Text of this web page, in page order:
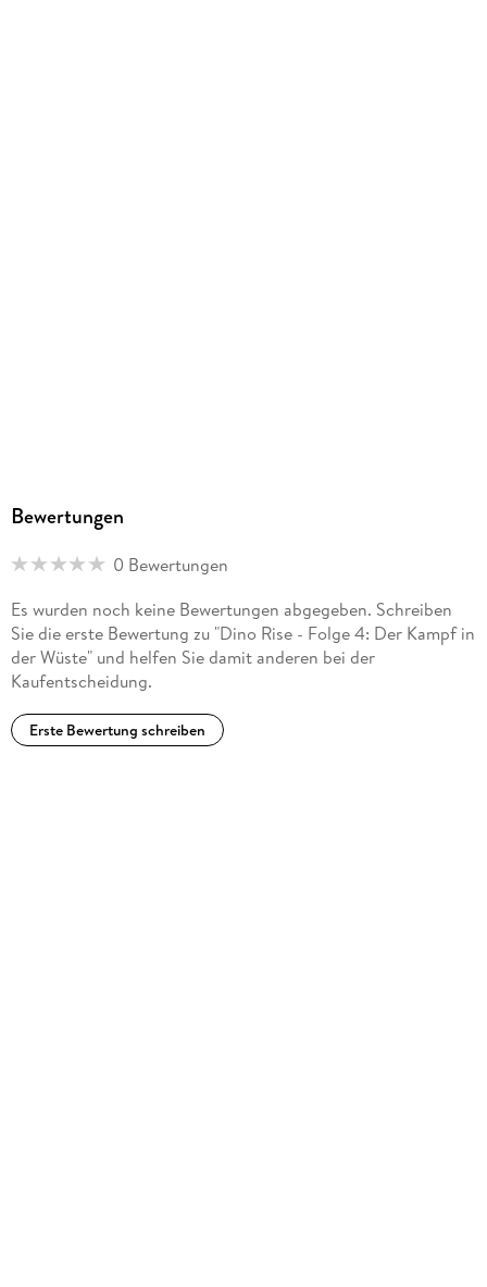
Bewertungen
0 Bewertungen
Es wurden noch keine Bewertungen abgegeben. Schreiben
Sie die erste Bewertung zu "Dino Rise - Folge 4: Der Kampf in
der Wüste" und helfen Sie damit anderen bei der
Kaufentscheidung.
Erste Bewertung schreiben